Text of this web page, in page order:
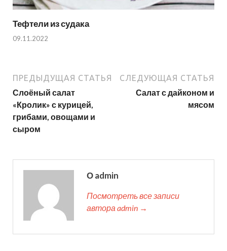
Тефтели из судака
09.11.2022
ПРЕДЫДУЩАЯ СТАТЬЯ
Слоёный салат
«Кролик» с курицей,
грибами, овощами и
сыром
СЛЕДУЮЩАЯ СТАТЬЯ
Салат с дайконом и
мясом
О admin
Посмотреть все записи
автора admin →